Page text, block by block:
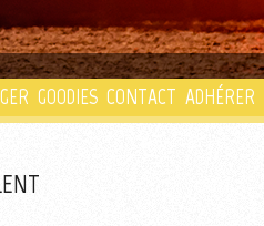
GOODIES CONTACT ADHÉRER